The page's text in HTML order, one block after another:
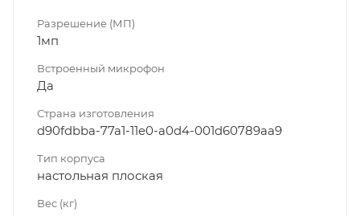
Разрешение (МП)
1мп
Встроенный микрофон
Да
Страна изготовления
d90fdbba-77a1-11e0-a0d4-001d60789aa9
Тип корпуса
настольная плоская
Вес (кг)